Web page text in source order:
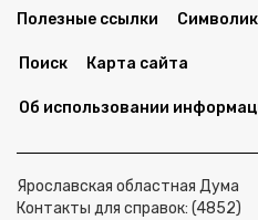
Полезные ссылки
Поиск Карта сайта
Об использовании
Ярославская областная Дума
Контакты для справок: (4852)